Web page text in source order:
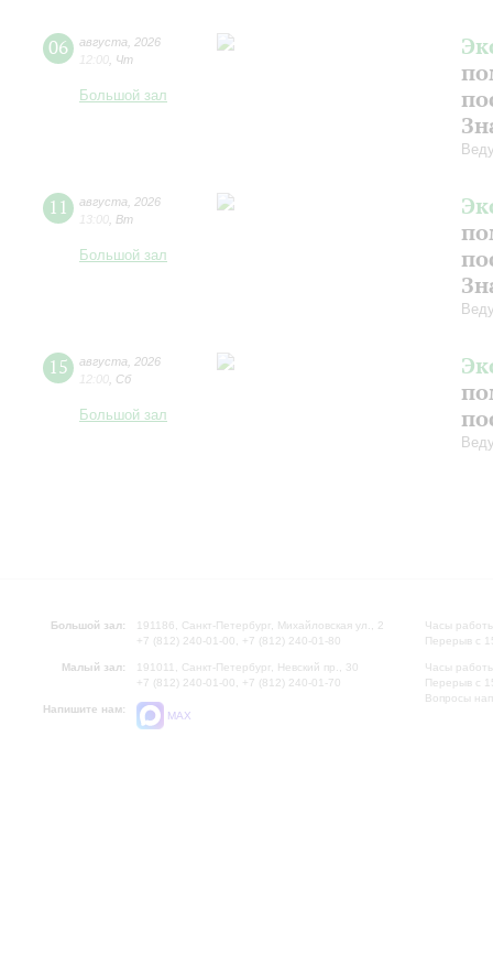
06 августа
2026
12:00 Чт
Большой зал
11 августа
2026
13:00 Вт
Большой зал
15 августа
2026
12:00 Сб
Большой зал
Большой зал:
191186, Санкт-Петербург, Михайловская ул., 2
+7 (812) 240-01-00, +7 (812) 240-01-80
Малый зал:
191011, Санкт-Петербург, Невский пр., 30
+7 (812) 240-01-00, +7 (812) 240-01-70
Напишите нам:
MAX
Часы
Перерыв с
Часы
Перерыв с
Вопросы